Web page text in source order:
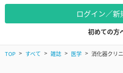
ログイン／新
初めての方
TOP すべて 雑誌 医学 消化器クリ